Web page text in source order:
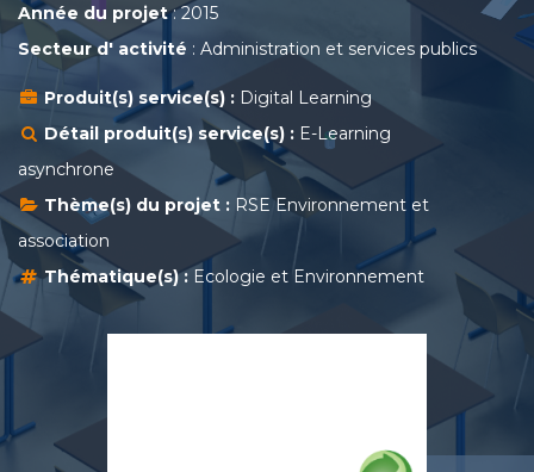
Année du projet: 2015
Secteur d' activité : Administration et services publics
Produit(s) service(s) : Digital Learning
Détail produit(s) service(s) : E-Learning
asynchrone
Thème(s) du projet : RSE Environnement et
association
Thématique(s) : Ecologie et Environnement